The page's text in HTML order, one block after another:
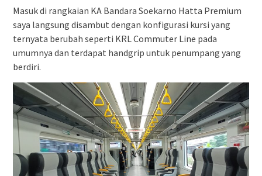
Masuk di rangkaian KA Bandara Soekarno Hatta Premium
saya langsung disambut dengan konfigurasi kursi yang
ternyata berubah seperti KRL Commuter Line pada
umumnya dan terdapat handgrip untuk penumpang yang
berdiri.